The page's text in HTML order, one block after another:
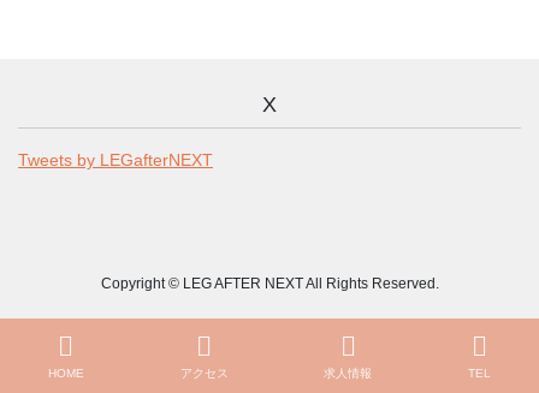
X
Tweets by LEGafterNEXT
Copyright © LEG AFTER NEXT All Rights Reserved.
HOME アクセス 求人情報 TEL